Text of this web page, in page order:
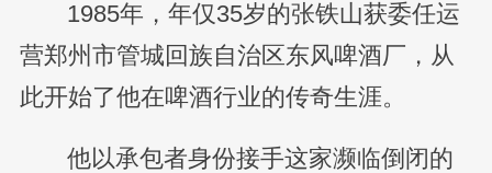
1985年，年仅35岁的张铁山获委任运
营郑州市管城回族自治区东风啤酒厂，从
此开始了他在啤酒行业的传奇生涯。
他以承包者身份接手这家濒临倒闭的